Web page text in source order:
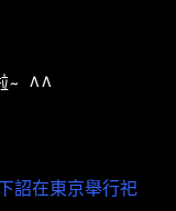
~ ^^
詔在東京舉行祀